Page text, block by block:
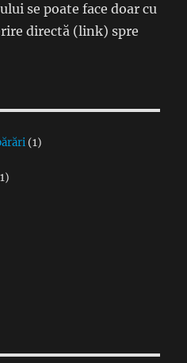
se poate face doar cu
directă (link) spre
(1)